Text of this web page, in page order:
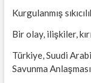
Kurgulanmış
Bir olay, ilişkiler,
Türkiye, Suudi
Savunma